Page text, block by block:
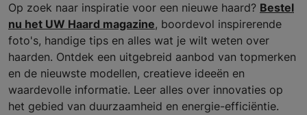
Op zoek naar inspiratie voor een nieuwe haard? Bestel
nu het UW Haard magazine, boordevol inspirerende
foto's, handige tips en alles wat je wilt weten over
haarden. Ontdek een uitgebreid aanbod van topmerken
en de nieuwste modellen, creatieve ideeën en
waardevolle informatie. Leer alles over innovaties op
het gebied van duurzaamheid en energie-efficiëntie.